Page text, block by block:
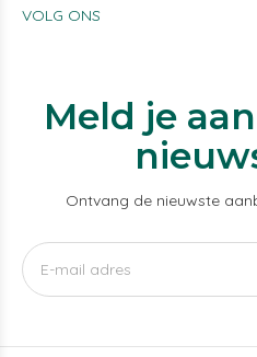
VOLG ONS
Meld je
Ontvang de nieuwste